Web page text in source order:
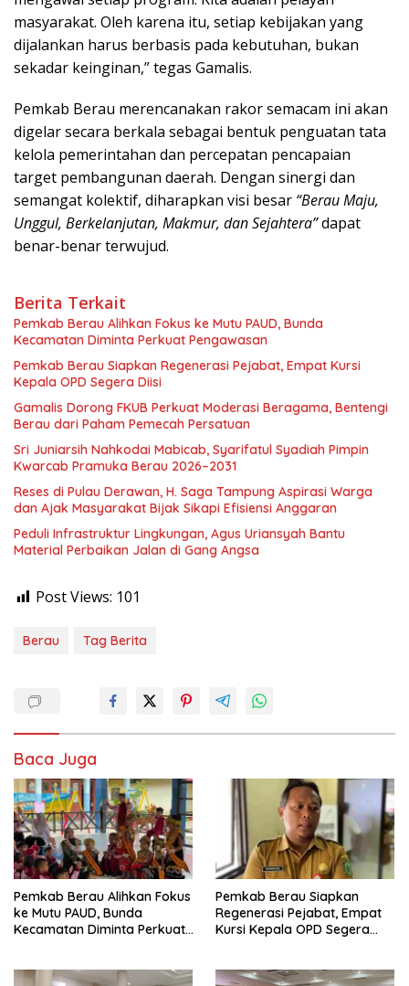
masyarakat. Oleh karena itu, setiap kebijakan yang
dijalankan harus berbasis pada kebutuhan, bukan
sekadar keinginan,” tegas Gamalis.
Pemkab Berau merencanakan rakor semacam ini akan
digelar secara berkala sebagai bentuk penguatan tata
kelola pemerintahan dan percepatan pencapaian
target pembangunan daerah. Dengan sinergi dan
semangat kolektif, diharapkan visi besar “Berau Maju,
Unggul, Berkelanjutan, Makmur, dan Sejahtera”dapat
benar-benar terwujud.
Berita Terkait
Pemkab Berau Alihkan Fokus ke Mutu PAUD, Bunda
Kecamatan Diminta Perkuat Pengawasan
Pemkab Berau Siapkan Regenerasi Pejabat, Empat Kursi
Kepala OPD Segera Diisi
Gamalis Dorong FKUB Perkuat Moderasi Beragama, Bentengi
Berau dari Paham Pemecah Persatuan
Sri Juniarsih Nahkodai Mabicab, Syarifatul Syadiah Pimpin
Kwarcab Pramuka Berau 2026–2031
Reses di Pulau Derawan, H. Saga Tampung Aspirasi Warga
dan Ajak Masyarakat Bijak Sikapi Efisiensi Anggaran
Peduli Infrastruktur Lingkungan, Agus Uriansyah Bantu
Material Perbaikan Jalan di Gang Angsa
Post Views: 101
Berau Tag Berita
Baca Juga
Pemkab Berau Alihkan Fokus
ke Mutu PAUD, Bunda
Kecamatan Diminta Perkuat
Pemkab Berau Siapkan
Regenerasi Pejabat, Empat
Kursi Kepala OPD Segera